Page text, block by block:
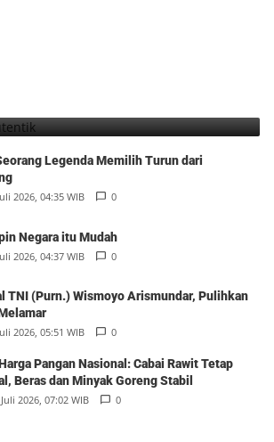
Autentik
Legenda Memilih Turun dari
2026, 04:35 WIB 0
Negara itu Mudah
2026, 04:37 WIB 0
TNI (Purn.) Wismoyo Arismundar, Pulihkan
2026, 05:51 WIB 0
Pangan Nasional: Cabai Rawit Tetap
Beras dan Minyak Goreng Stabil
2026, 07:02 WIB 0